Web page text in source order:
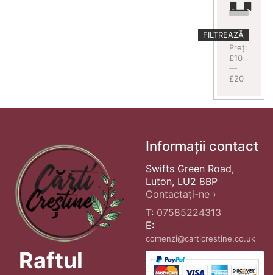
Preț
minim
Preț
maxim
FILTREAZĂ
Preț:
£10
—
£20
Raftul
Informații contact
Swifts Green Road,
Luton, LU2 8BP
Contactați-ne ›
T: 07585224313
E:
comenzi@carticrestine.co.uk